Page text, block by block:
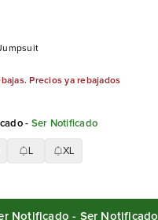
Precios ya rebajados
- Ser Notificado
XL
Muy Pronto - Ser Notificado - Ser Notificado